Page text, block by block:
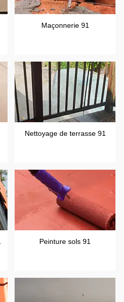
Maçonnerie 91
Nettoyage de terrasse 91
Peinture sols 91